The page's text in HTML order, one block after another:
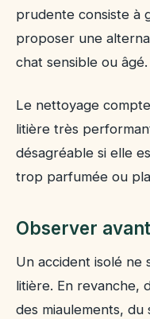
prudente consiste à
proposer une
chat sensible ou âgé.
Le nettoyage
litière très
désagréable si elle
trop parfumée ou
Observer
Un accident isolé ne
litière. En revanche,
des miaulements,